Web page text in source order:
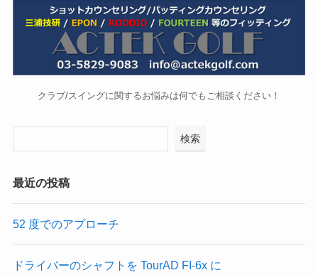
クラブ/スイングに関するお悩みは何でもご相談ください！
検索
最近の投稿
52 度でのアプローチ
ドライバーのシャフトを TourAD FI-6x に